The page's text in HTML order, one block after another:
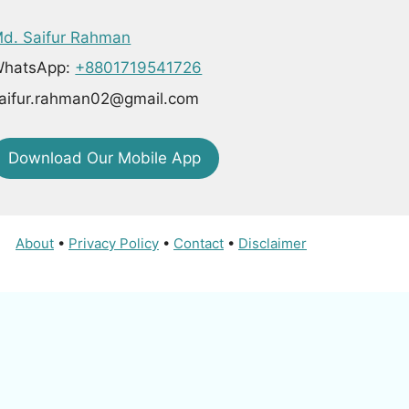
Saifur Rahman
+8801719541726
Download Our Mobile App
About • Privacy Policy • Contact • Disclaimer